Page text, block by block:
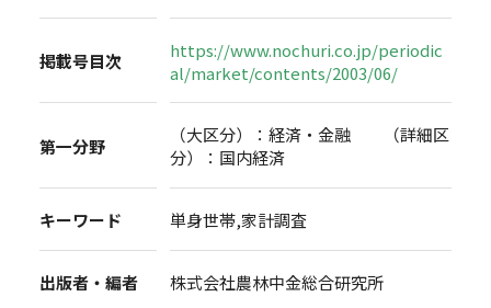
掲載号目次
https://www.nochuri.co.jp/periodic
al/market/contents/2003/06/
第一分野
（大区分）：経済・金融 （詳細区
分）：国内経済
キーワード 単身世帯,家計調査
出版者・編者 株式会社農林中金総合研究所